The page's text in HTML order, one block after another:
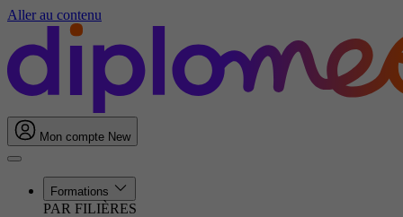
Aller au contenu
Mon compte New
Formations
PAR FILIÈRES